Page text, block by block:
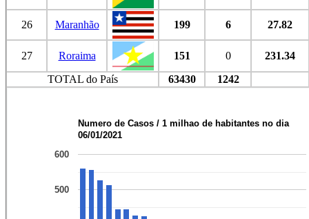
26 Maranhão 199 6 27.82
27 Roraima 151 0
231.34
TOTAL do País
63430 1242
Numero de Casos / 1 milhao de habitantes no dia
06/01/2021
500
600